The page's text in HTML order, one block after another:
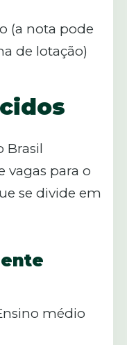
(a nota pode
de lotação)
Brasil
vagas para o
se divide em
médio